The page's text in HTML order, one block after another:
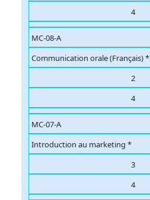
4
MC-08-A
Communication orale (Français) *
2
4
MC-07-A
Introduction au marketing *
3
4